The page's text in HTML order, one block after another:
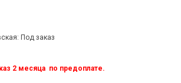
Под заказ
2 месяца по предоплате.